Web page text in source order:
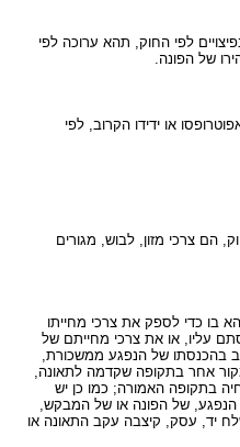
לפי החוק, תהא ערוכה לפי
או ידידו הקרוב, לפי
לענין סעיף 5(ב)(2) לחוק, הם צרכי מזון, לבוש, מגורים
בו כדי לספק את צרכי מחייתו
עליו, או את צרכי מחייתם של
בהכנסתו של הנפגע ממשכורת,
אחר בתקופה שקדמה לתאונה,
בתקופה האמורה; כמו כן יש
של הפונה או של המבקש,
יד, עסק, קיצבה עקב התאונה או